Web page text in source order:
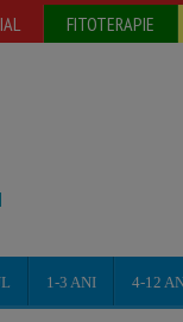
FITOTERAPIE
1-3 ANI 4-12